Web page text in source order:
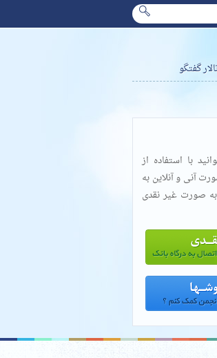
گفتگو
با استفاده از
آنی و آنلاین به
صورت غیر نقدی